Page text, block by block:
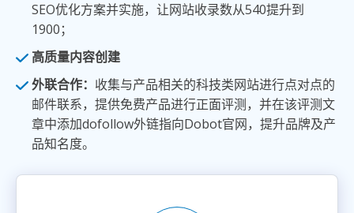
SEO优化方案并实施，让网站收录数从540提升到
1900；
高质量内容创建
外联合作： 收集与产品相关的科技类网站进行点对点的
邮件联系，提供免费产品进行正面评测，并在该评测文
章中添加dofollow外链指向Dobot官网，提升品牌及产
品知名度。